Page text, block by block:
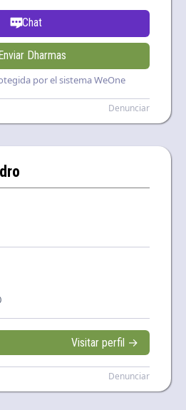
Chat
Dharmas
por el sistema WeOne
Denunciar
Visitar perfil →
Denunciar